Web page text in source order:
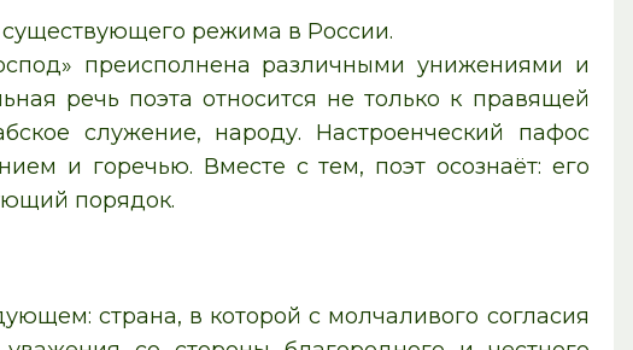
режима в России.
преисполнена различными унижениями и
речь поэта относится не только к правящей
служение, народу. Настроенческий пафос
и горечью. Вместе с тем, поэт осознаёт: его
порядок.
страна, в которой с молчаливого согласия